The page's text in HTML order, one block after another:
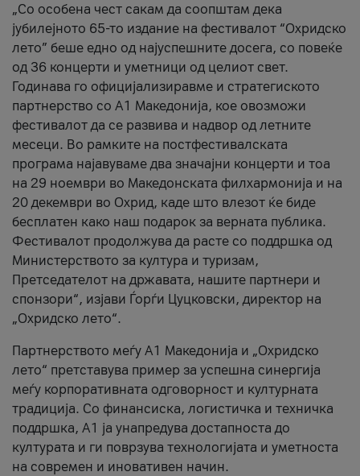
„Со особена чест сакам да соопштам дека
јубилејното 65-то издание на фестивалот “Охридско
лето” беше едно од најуспешните досега, со повеќе
од 36 концерти и уметници од целиот свет.
Годинава го официјализиравме и стратегиското
партнерство со А1 Македонија, кое овозможи
фестивалот да се развива и надвор од летните
месеци. Во рамките на постфестивалската
програма најавуваме два значајни концерти и тоа
на 29 ноември во Македонската филхармонија и на
20 декември во Охрид, каде што влезот ќе биде
бесплатен како наш подарок за верната публика.
Фестивалот продолжува да расте со поддршка од
Министерството за култура и туризам,
Претседателот на државата, нашите партнери и
спонзори“, изјави Ѓорѓи Цуцковски, директор на
„Охридско лето“.
Партнерството меѓу A1 Македонија и „Охридско
лето“ претставува пример за успешна синергија
меѓу корпоративната одговорност и културната
традиција. Со финансиска, логистичка и техничка
поддршка, A1 ја унапредува достапноста до
културата и ги поврзува технологијата и уметноста
на современ и иновативен начин.